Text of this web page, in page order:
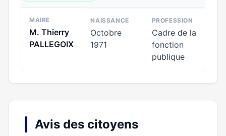
MAIRE
M. Thierry
PALLEGOIX
NAISSANCE
Octobre
1971
PROFESSION
Cadre de la
fonction
publique
Avis des citoyens